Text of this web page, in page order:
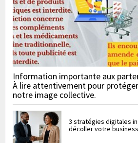
Information importante aux
À lire attentivement pour
notre image collective.
3 stratégies digitales
décoller votre business